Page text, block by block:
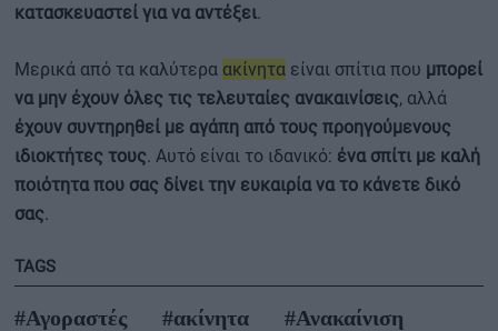
κατασκευαστεί για να αντέξει.
Μερικά από τα καλύτερα ακίνητα είναι σπίτια που μπορεί
να μην έχουν όλες τις τελευταίες ανακαινίσεις, αλλά
έχουν συντηρηθεί με αγάπη από τους προηγούμενους
ιδιοκτήτες τους. Αυτό είναι το ιδανικό: ένα σπίτι με καλή
ποιότητα που σας δίνει την ευκαιρία να το κάνετε δικό
σας.
TAGS
#Αγοραστές #ακίνητα
#Ανακαίνιση